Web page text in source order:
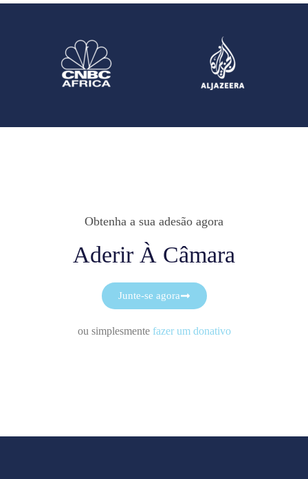
Obtenha a sua adesão agora
Aderir À Câmara
Junte-se agora
ou simplesmente fazer um donativo